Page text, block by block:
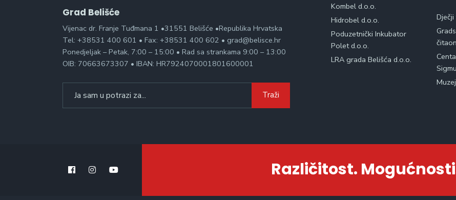
Grad Belišće
Vijenac dr. Franje Tuđmana 1 •31551 Belišće •Republika Hrvatska
Tel: +38531 400 601 • Fax: +38531 400 602 • grad@belisce.hr
Ponedjeljak – Petak, 7:00 – 15:00 • Rad sa strankama 9:00 – 13:00
OIB: 70663673307 • IBAN: HR7924070001801600001
Traži
Kombel d.o.o.
Hidrobel d.o.o.
Poduzetnički Inkubator
Polet d.o.o.
LRA grada Belišća d.o.o.
Različitost.